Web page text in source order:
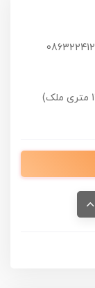
اراک، خیابان سید جمال الدین اسدآبادی (12 متری ملک)